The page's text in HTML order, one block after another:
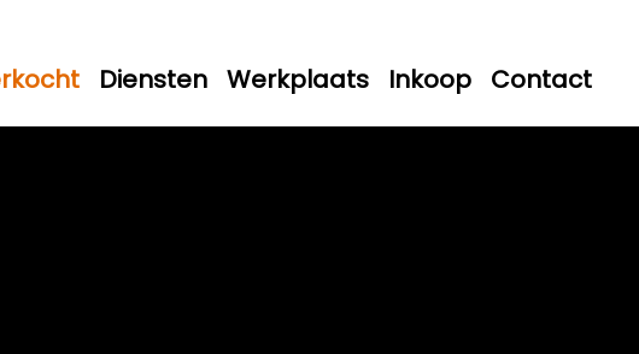
Diensten Werkplaats Inkoop Contact